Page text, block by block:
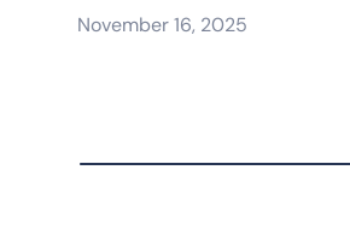
November 16, 2025